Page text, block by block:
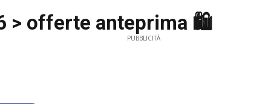
> offerte anteprima 🛍️
PUBBLICITÀ